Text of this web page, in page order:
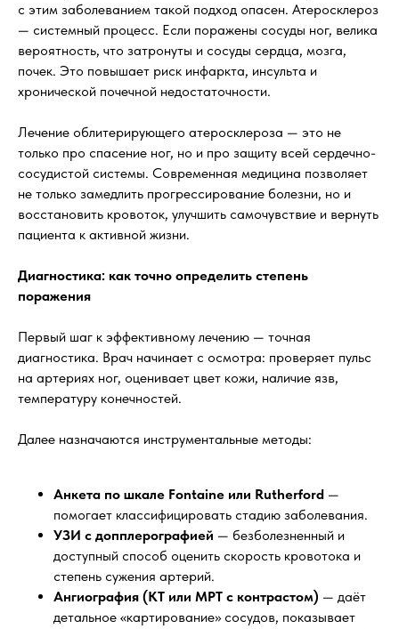
с этим заболеванием такой подход опасен. Атеросклероз
— системный процесс. Если поражены сосуды ног, велика
вероятность, что затронуты и сосуды сердца, мозга,
почек. Это повышает риск инфаркта, инсульта и
хронической почечной недостаточности.
Лечение облитерирующего атеросклероза — это не
только про спасение ног, но и про защиту всей сердечно-
сосудистой системы. Современная медицина позволяет
не только замедлить прогрессирование болезни, но и
восстановить кровоток, улучшить самочувствие и вернуть
пациента к активной жизни.
Диагностика: как точно определить степень
поражения
Первый шаг к эффективному лечению — точная
диагностика. Врач начинает с осмотра: проверяет пульс
на артериях ног, оценивает цвет кожи, наличие язв,
температуру конечностей.
Далее назначаются инструментальные методы:
Анкета по шкале Fontaine или Rutherford —
помогает классифицировать стадию заболевания.
УЗИ с допплерографией — безболезненный и
доступный способ оценить скорость кровотока и
степень сужения артерий.
Ангиография (КТ или МРТ с контрастом) — даёт
детальное «картирование» сосудов, показывает